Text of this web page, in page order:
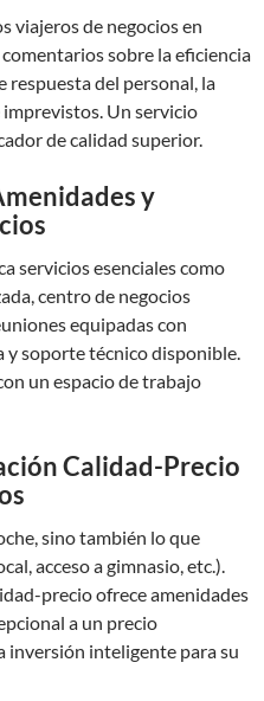
viajeros de negocios en
sobre la eficiencia
respuesta del personal, la
Un servicio
de calidad superior.
y
servicios esenciales como
centro de negocios
equipadas con
soporte técnico disponible.
un espacio de trabajo
Calidad-Precio
sino también lo que
acceso a gimnasio, etc.).
precio ofrece amenidades
a un precio
inteligente para su